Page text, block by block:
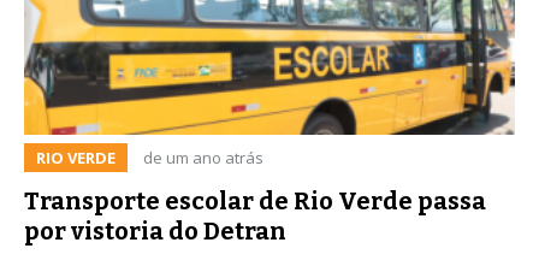
RIO VERDE de um ano atrás
Transporte escolar de Rio Verde passa
por vistoria do Detran